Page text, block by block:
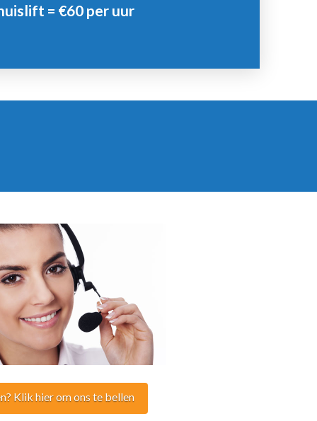
= €60 per uur
Minimale afname 2 uur.
Klik hier om ons te bellen